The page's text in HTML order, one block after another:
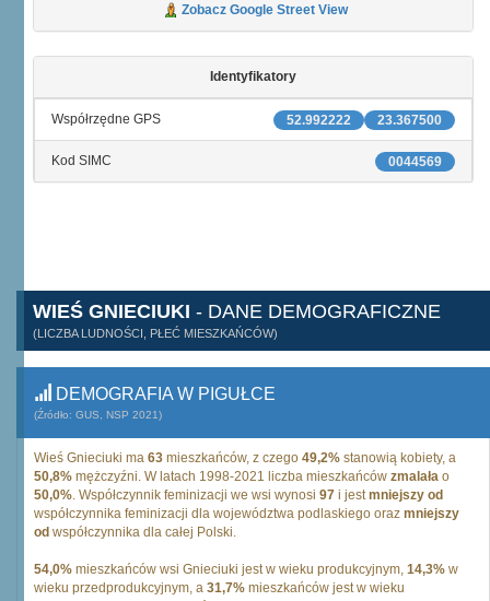
Zobacz Google Street View
Identyfikatory
23.367500
52.992222
Współrzędne GPS
0044569
Kod SIMC
WIEŚ GNIECIUKI - DANE DEMOGRAFICZNE
(LICZBA LUDNOŚCI, PŁEĆ MIESZKAŃCÓW)
DEMOGRAFIA W PIGUŁCE
(Źródło: GUS, NSP 2021)
Wieś Gnieciuki ma 63 mieszkańców, z czego 49,2% stanowią kobiety, a
50,8% mężczyźni. W latach 1998-2021 liczba mieszkańców zmalała o
50,0%. Współczynnik feminizacji we wsi wynosi 97 i jestmniejszy od
współczynnika feminizacji dla województwa podlaskiego oraz mniejszy
od współczynnika dla całej Polski.
54,0% mieszkańców wsi Gnieciuki jest w wieku produkcyjnym, 14,3% w
wieku przedprodukcyjnym, a 31,7% mieszkańców jest w wieku